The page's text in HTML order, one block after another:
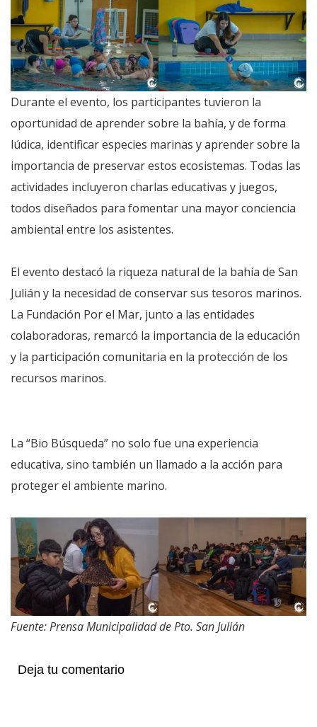
Durante el evento, los participantes tuvieron la
oportunidad de aprender sobre la bahía, y de forma
lúdica, identificar especies marinas y aprender sobre la
importancia de preservar estos ecosistemas. Todas las
actividades incluyeron charlas educativas y juegos,
todos diseñados para fomentar una mayor conciencia
ambiental entre los asistentes.
El evento destacó la riqueza natural de la bahía de San
Julián y la necesidad de conservar sus tesoros marinos.
La Fundación Por el Mar, junto a las entidades
colaboradoras, remarcó la importancia de la educación
y la participación comunitaria en la protección de los
recursos marinos.
La “Bio Búsqueda” no solo fue una experiencia
educativa, sino también un llamado a la acción para
proteger el ambiente marino.
Fuente: Prensa Municipalidad de Pto. San Julián
Deja tu comentario